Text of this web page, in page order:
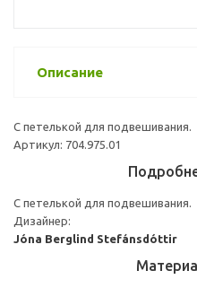
Описание
С петелькой для подвешивания.
Артикул: 704.975.01
С петелькой для подвешивания.
Дизайнер:
Jóna Berglind Stefánsdóttir